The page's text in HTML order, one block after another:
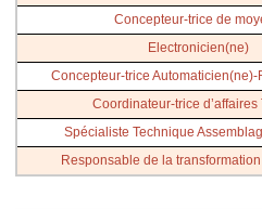
Concepteur-trice de
Electronicien(ne)
Concepteur-trice
Coordinateur-trice d’affaires
Spécialiste Technique
Responsable de la